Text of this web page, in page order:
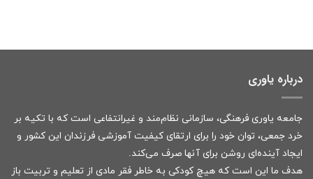
درباره یاوری
جامعه یاوری فرهنگی، سازمانی نظام‌مند و غیرانتفاعی است که با تکیه بر
خرد جمعی، توان خود را برای ارتقای کیفیت آموزشی فرزندان این کشور و
ایجاد آینده‌ای روشن برای آنها صرف می‌کند.
هدف ما این است که هیچ کودکی به خاطر فقر مادی از تعلیم و تربیت باز